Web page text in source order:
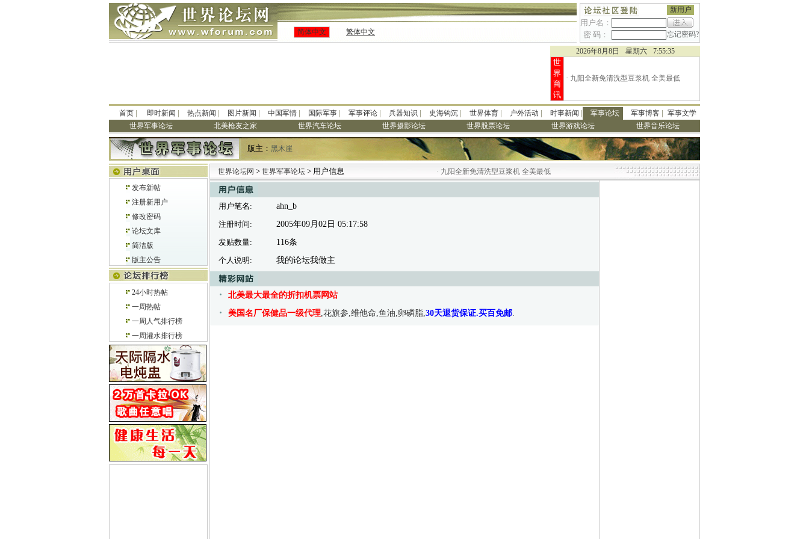
新用户
用户名：
密 码：
忘记密码?
简体中文 繁体中文
2026年8月8日 星期六 7:55:35
世
界
商
讯
· 九阳全新免清洗型豆浆机 全美最低
首页 | 即时新闻 | 热点新闻 | 图片新闻 | 中国军情 | 国际军事 | 军事评论 | 兵器知识 | 史海钩沉 | 世界体育 | 户外活动 | 时事新闻 | 军事论坛 军事博客 | 军事文学
世界军事论坛
北美枪友之家 世界汽车论坛 世界摄影论坛 世界股票论坛 世界游戏论坛 世界音乐论坛
版主： 黑木崖
发布新帖
注册新用户
修改密码
论坛文库
简洁版
版主公告
24小时热帖
一周热帖
一周人气排行榜
一周灌水排行榜
世界论坛网 > 世界军事论坛 > 用户信息 九阳全新免清洗型豆浆机 全美最低
用户笔名:
ahn_b
注册时间:
2005年09月02日 05:17:58
发贴数量:
116条
个人说明:
我的论坛我做主
北美最大最全的折扣机票网站
美国名厂保健品一级代理,花旗参,维他命,鱼油,卵磷脂,30天退货保证.买百免邮.